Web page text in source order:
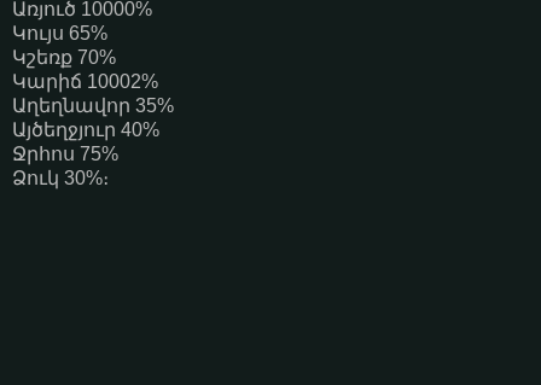
Առյուծ 10000%
Կույս 65%
Կշեռք 70%
Կարիճ 10002%
Աղեղնավոր 35%
Այծեղջյուր 40%
Ջրհոս 75%
Ձուկ 30%։